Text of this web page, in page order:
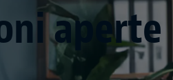
aperte